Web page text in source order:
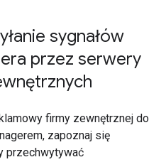
sygnałów
przez serwery
firmy zewnętrznej do
zapoznaj się
przechwytywać